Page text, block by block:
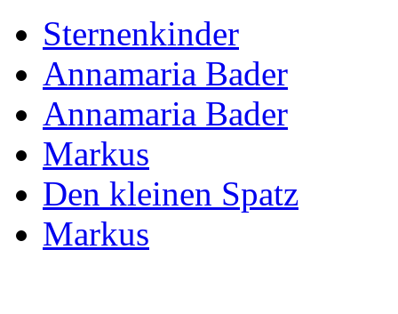
Sternenkinder
Annamaria Bader
Annamaria Bader
Markus
Den kleinen Spatz
Markus